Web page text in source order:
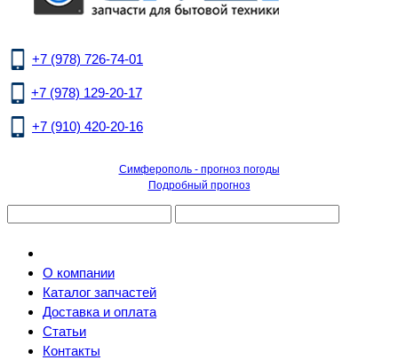
+7 (978) 726-74-01
+7 (978) 129-20-17
+7 (910) 420-20-16
Симферополь - прогноз погоды
Подробный прогноз
О компании
Каталог запчастей
Доставка и оплата
Статьи
Контакты